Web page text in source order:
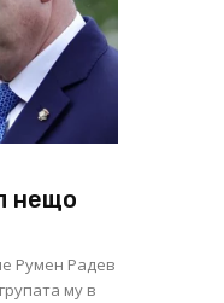
нещо
Румен Радев
му в